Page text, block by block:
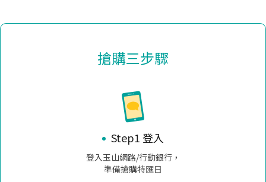
搶購三步驟
Step1 登入
登入玉山網路/行動銀行，
準備搶購特匯日